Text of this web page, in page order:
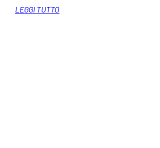
LEGGI TUTTO